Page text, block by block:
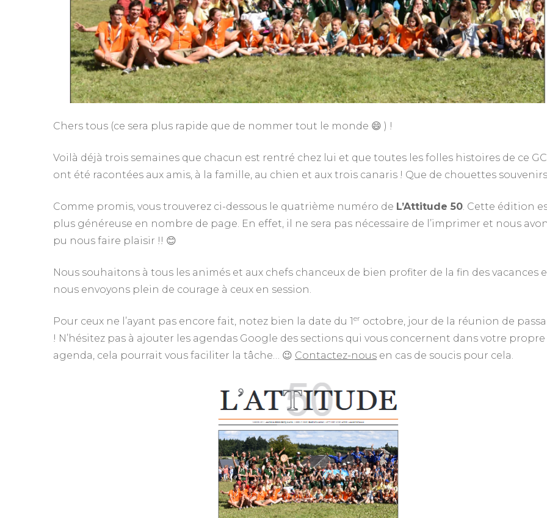
Chers tous (ce sera plus rapide que de nommer tout le monde 😄 ) !
Voilà déjà trois semaines que chacun est rentré chez lui et que toutes les folles histoires de ce
ont été racontées aux amis, à la famille, au chien et aux trois canaris ! Que de chouettes
Comme promis, vous trouverez ci-dessous le quatrième numéro de L’Attitude 50. Cette édition
plus généreuse en nombre de page. En effet, il ne sera pas nécessaire de l’imprimer et nous
pu nous faire plaisir !! 😊
Nous souhaitons à tous les animés et aux chefs chanceux de bien profiter de la fin des vacances
nous envoyons plein de courage à ceux en session.
Pour ceux ne l’ayant pas encore fait, notez bien la date du 1 er octobre, jour de la réunion de
! N’hésitez pas à ajouter les agendas Google des sections qui vous concernent dans votre propre
agenda, cela pourrait vous faciliter la tâche… 😉 Contactez-nous en cas de soucis pour cela.